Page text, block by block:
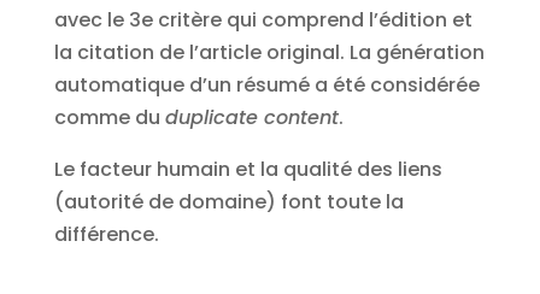
avec le 3e critère qui comprend l’édition et
la citation de l’article original. La génération
automatique d’un résumé a été considérée
comme du duplicate content.
Le facteur humain et la qualité des liens
(autorité de domaine) font toute la
différence.